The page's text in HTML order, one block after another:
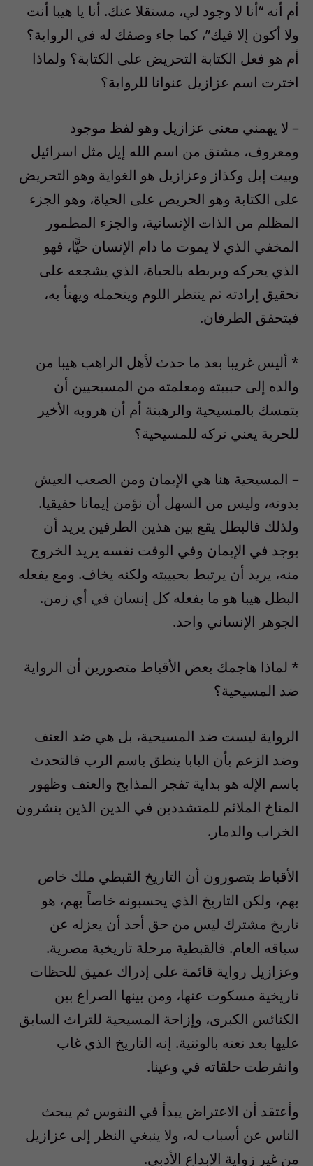
أم أنه “أنا لا وجود لي، مستقلا عنك. أنا يا هيبا أنت
ولا أكون إلا فيك”، كما جاء وصفك له في الرواية؟
أم هو فعل الكتابة التحريض على الكتابة؟ ولماذا
اخترت اسم عزازيل عنوانا للرواية؟
– لا يهمني معنى عزازيل وهو لفظ موجود
ومعروف، مشتق من اسم الله إيل مثل اسرائيل
وبيت إيل وكذاز وعزازيل هو الغواية وهو التحريض
على الكتابة وهو الحريص على الحياة، وهو الجزء
المظلم من الذات الإنسانية، والجزء المطمور
المخفي الذي لا يموت ما دام الإنسان حيًّا، فهو
الذي يحركه ويربطه بالحياة، الذي يشجعه على
تحقيق إرادته ثم ينتظر اللوم ويتحمله ويهنأ به،
فيتحقق الطرفان.
* أليس غريبا بعد ما حدث لأهل الراهب هيبا من
والده إلى حبيبته ومعلمته من المسيحيين أن
يتمسك بالمسيحية والرهبنة أم أن هروبه الأخير
للحرية يعني تركه للمسيحية؟
– المسيحية هنا هي الإيمان ومن الصعب العيش
بدونه، وليس من السهل أن نؤمن إيمانا حقيقيا.
ولذلك فالبطل يقع بين هذين الطرفين يريد أن
يوجد في الإيمان وفي الوقت نفسه يريد الخروج
منه، يريد أن يرتبط بحبيبته ولكنه يخاف. ومع يفعله
البطل هيبا هو ما يفعله كل إنسان في أي زمن.
الجوهر الإنساني واحد.
* لماذا هاجمك بعض الأقباط متصورين أن الرواية
ضد المسيحية؟
الرواية ليست ضد المسيحية، بل هي ضد العنف
وضد الزعم بأن البابا ينطق باسم الرب فالتحدث
باسم الإله هو بداية تفجر المذابح والعنف وظهور
المناخ الملائم للمتشددين في الدين الذين ينشرون
الخراب والدمار.
الأقباط يتصورون أن التاريخ القبطي ملك خاص
بهم، ولكن التاريخ الذي يحسبونه خاصاً بهم، هو
تاريخ مشترك ليس من حق أحد أن يعزله عن
سياقه العام. فالقبطية مرحلة تاريخية مصرية.
وعزازيل رواية قائمة على إدراك عميق للحظات
تاريخية مسكوت عنها، ومن بينها الصراع بين
الكنائس الكبرى، وإزاحة المسيحية للتراث السابق
عليها بعد نعته بالوثنية. إنه التاريخ الذي غاب
وانفرطت حلقاته في وعينا.
وأعتقد أن الاعتراض يبدأ في النفوس ثم يبحث
الناس عن أسباب له، ولا ينبغي النظر إلى عزازيل
من غير زواية الإبداع الأدبي.